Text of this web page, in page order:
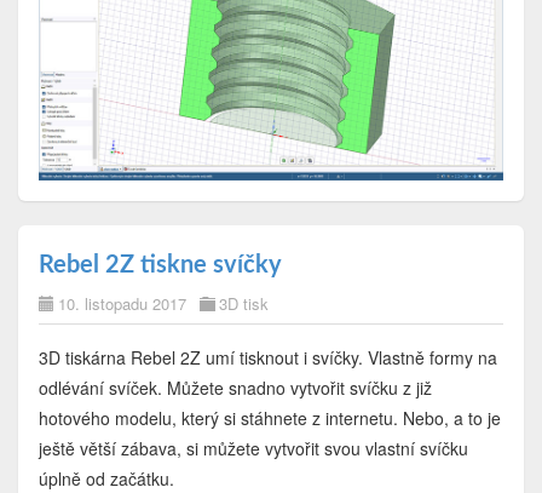
Rebel 2Z tiskne svíčky
10. listopadu 2017 3D tisk
3D tiskárna Rebel 2Z umí tisknout i svíčky. Vlastně formy na
odlévání svíček. Můžete snadno vytvořit svíčku z již
hotového modelu, který si stáhnete z internetu. Nebo, a to je
ještě větší zábava, si můžete vytvořit svou vlastní svíčku
úplně od začátku.